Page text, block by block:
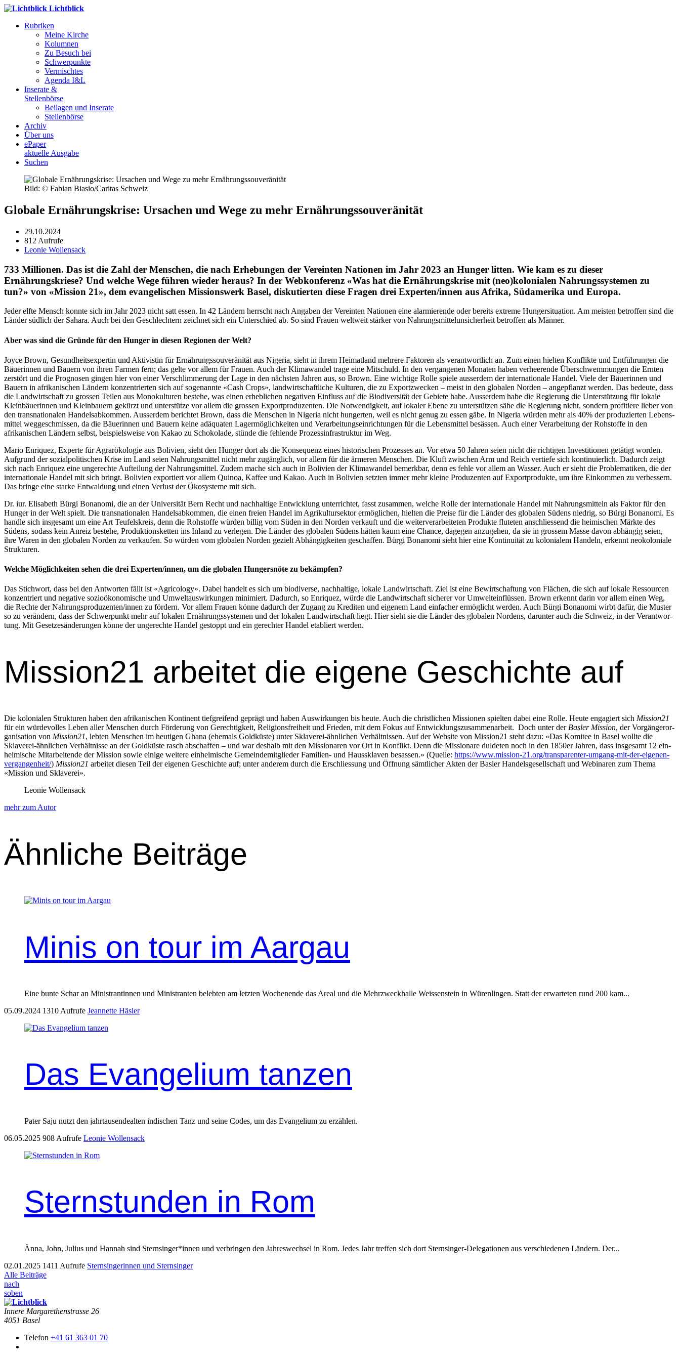
Lichtblick
Rubriken
Meine Kirche
Kolumnen
Zu Besuch bei
Schwerpunkte
Vermischtes
Agenda I&L
Inserate &
Stellenbörse
Beilagen und Inserate
Stellenbörse
Archiv
Über uns
ePaper
aktuelle Ausgabe
Suchen
Bild: © Fabian Biasio/Caritas Schweiz
Globale Ernährungskrise: Ursachen und Wege zu mehr Ernährungssouveränität
29.10.2024
812 Aufrufe
Leonie Wollensack
733 Millionen. Das ist die Zahl der Menschen, die nach Erhebungen der Vereinten Nationen im Jahr 2023 an Hunger litten. Wie kam es zu dieser
Ernährungskriese? Und welche Wege führen wieder heraus? In der Webkonferenz «Was hat die Ernährungskrise mit (neo)kolonialen Nahrungssystemen zu
tun?» von «Mission 21», dem evangelischen Missionswerk Basel, diskutierten diese Fragen drei Experten/innen aus Afrika, Südamerika und Europa.
Jed­er elfte Men­sch kon­nte sich im Jahr 2023 nicht satt essen. In 42 Län­dern herrscht nach Angaben der Vere­in­ten Natio­nen eine alarmierende oder bere­its extreme Hunger­si­t­u­a­tion. Am meis­ten betrof­fen sind die
Län­der südlich der Sahara. Auch bei den Geschlechtern zeich­net sich ein Unter­schied ab. So sind Frauen weltweit stärk­er von Nahrungsmit­telun­sicher­heit betrof­fen als Män­ner.
Aber was sind die Gründe für den Hunger in diesen Regionen der Welt?
Joyce Brown, Gesund­heit­sex­per­tin und Aktivistin für Ernährungssou­veränität aus Nige­ria, sieht in ihrem Heimat­land mehrere Fak­toren als ver­ant­wortlich an. Zum einen hiel­ten Kon­flik­te und Ent­führun­gen die
Bäuerin­nen und Bauern von ihren Far­men fern; das gelte vor allem für Frauen. Auch der Kli­mawan­del trage eine Mitschuld. In den ver­gan­genen Monat­en haben ver­heerende Über­schwem­mungen die Ern­ten
zer­stört und die Prog­nosen gin­gen hier von ein­er Ver­schlim­merung der Lage in den näch­sten Jahren aus, so Brown. Eine wichtige Rolle spiele ausser­dem der inter­na­tionale Han­del. Viele der Bäuerin­nen und
Bauern in afrikanis­chen Län­dern konzen­tri­erten sich auf soge­nan­nte «Cash Crops», land­wirtschaftliche Kul­turen, die zu Exportzweck­en – meist in den glob­alen Nor­den – angepflanzt wer­den. Das bedeute, dass
die Land­wirtschaft zu grossen Teilen aus Monokul­turen beste­he, was einen erhe­blichen neg­a­tiv­en Ein­fluss auf die Bio­di­ver­sität der Gebi­ete habe. Ausser­dem habe die Regierung die Unter­stützung für lokale
Klein­bäuerin­nen und Klein­bauern gekürzt und unter­stütze vor allem die grossen Export­pro­duzen­ten. Die Notwendigkeit, auf lokaler Ebene zu unter­stützen sähe die Regierung nicht, son­dern prof­i­tiere lieber von
den transna­tionalen Han­delsabkom­men. Ausser­dem berichtet Brown, dass die Men­schen in Nige­ria nicht hungerten, weil es nicht genug zu essen gäbe. In Nige­ria wür­den mehr als 40% der pro­duzierten Lebens­
mit­tel weggeschmis­sen, da die Bäuerin­nen und Bauern keine adäquat­en Lager­möglichkeit­en und Ver­ar­beitung­sein­rich­tun­gen für die Lebens­mit­tel besässen. Auch ein­er Ver­ar­beitung der Rohstoffe in den
afrikanis­chen Län­dern selb­st, beispiel­sweise von Kakao zu Schoko­lade, stünde die fehlende Prozess­in­fra­struk­tur im Weg.
Mario Enriquez, Experte für Agrarökolo­gie aus Bolivien, sieht den Hunger dort als die Kon­se­quenz eines his­torischen Prozess­es an. Vor etwa 50 Jahren seien nicht die richti­gen Investi­tio­nen getätigt wor­den.
Auf­grund der sozialpoli­tis­chen Krise im Land seien Nahrungsmit­tel nicht mehr zugänglich, vor allem für die ärmeren Men­schen. Die Kluft zwis­chen Arm und Reich ver­tiefe sich kon­tinuier­lich. Dadurch zeigt
sich nach Enriquez eine ungerechte Aufteilung der Nahrungsmit­tel. Zudem mache sich auch in Bolivien der Kli­mawan­del bemerk­bar, denn es fehle vor allem an Wass­er. Auch er sieht die Prob­lematiken, die der
inter­na­tionale Han­del mit sich bringt. Bolivien exportiert vor allem Quinoa, Kaf­fee und Kakao. Auch in Bolivien set­zten immer mehr kleine Pro­duzen­ten auf Export­pro­duk­te, um ihre Einkom­men zu verbessern.
Das bringe eine starke Ent­wal­dung und einen Ver­lust der Ökosys­teme mit sich.
Dr. iur. Elis­a­beth Bür­gi Bonano­mi, die an der Uni­ver­sität Bern Recht und nach­haltige Entwick­lung unter­richtet, fasst zusam­men, welche Rolle der inter­na­tionale Han­del mit Nahrungsmit­teln als Fak­tor für den
Hunger in der Welt spielt. Die transna­tionalen Han­delsabkom­men, die einen freien Han­del im Agrikul­tursek­tor ermöglichen, hiel­ten die Preise für die Län­der des glob­alen Südens niedrig, so Bür­gi Bonano­mi. Es
han­dle sich ins­ge­samt um eine Art Teufel­skreis, denn die Rohstoffe wür­den bil­lig vom Süden in den Nor­den verkauft und die weit­er­ver­ar­beit­eten Pro­duk­te fluteten anschliessend die heimis­chen Märk­te des
Südens, sodass kein Anreiz beste­he, Pro­duk­tions­ket­ten ins Inland zu ver­legen. Die Län­der des glob­alen Südens hät­ten kaum eine Chance, dage­gen anzuge­hen, da sie in grossem Masse davon abhängig seien,
ihre Waren in den glob­alen Nor­den zu verkaufen. So wür­den vom glob­alen Nor­den gezielt Abhängigkeit­en geschaf­fen. Bür­gi Bonano­mi sieht hier eine Kon­ti­nu­ität zu kolo­nialem Han­deln, erken­nt neokolo­niale
Struk­turen.
Welche Möglichkeiten sehen die drei Experten/innen, um die globalen Hungersnöte zu bekämpfen?
Das Stich­wort, dass bei den Antworten fällt ist «Agri­col­o­gy». Dabei han­delt es sich um bio­di­verse, nach­haltige, lokale Land­wirtschaft. Ziel ist eine Bewirtschaf­tung von Flächen, die sich auf lokale Ressourcen
konzen­tri­ert und neg­a­tive sozioökonomis­che und Umweltauswirkun­gen min­imiert. Dadurch, so Enriquez, würde die Land­wirtschaft sicher­er vor Umwel­te­in­flüssen. Brown erken­nt darin vor allem einen Weg,
die Rechte der Nahrungsproduzenten/innen zu fördern. Vor allem Frauen könne dadurch der Zugang zu Kred­iten und eigen­em Land ein­fach­er ermöglicht wer­den. Auch Bür­gi Bonano­mi wirbt dafür, die Muster
so zu verän­dern, dass der Schw­er­punkt mehr auf lokalen Ernährungssys­te­men und der lokalen Land­wirtschaft liegt. Hier sieht sie die Län­der des glob­alen Nor­dens, darunter auch die Schweiz, in der Ver­ant­wor­
tung. Mit Geset­zesän­derun­gen könne der ungerechte Han­del gestoppt und ein gerechter Han­del etabliert wer­den.
Mission21 arbeit­et die eigene Geschichte auf
Die kolo­nialen Struk­turen haben den afrikanis­chen Kon­ti­nent tief­greifend geprägt und haben Auswirkun­gen bis heute. Auch die christlichen Mis­sio­nen spiel­ten dabei eine Rolle. Heute engagiert sich Mission21
für ein würde­volles Leben aller Men­schen durch Förderung von Gerechtigkeit, Reli­gions­frei­heit und Frieden, mit dem Fokus auf Entwick­lungszusam­me­nar­beit. Doch unter der Basler Mis­sion, der Vorgängeror­
gan­i­sa­tion von Mission21, lebten Men­schen im heuti­gen Ghana (ehe­mals Gold­küste) unter Sklaverei-ähn­lichen Ver­hält­nis­sen. Auf der Web­site von Mission21 ste­ht dazu: «Das Komi­tee in Basel wollte die
Sklaverei-ähn­lichen Ver­hält­nisse an der Gold­küste rasch abschaf­fen – und war deshalb mit den Mis­sion­aren vor Ort in Kon­flikt. Denn die Mis­sion­are dulde­ten noch in den 1850er Jahren, dass ins­ge­samt 12 ein­
heimis­che Mitar­bei­t­ende der Mis­sion sowie einige weit­ere ein­heimis­che Gemein­demit­glieder Fam­i­lien- und Haussklaven besassen.» (Quelle: https://www.mission-21.org/transparenter-umgang-mit-der-eigenen-
vergangenheit/) Mission21 arbeit­et diesen Teil der eige­nen Geschichte auf; unter anderem durch die Erschlies­sung und Öff­nung sämtlich­er Akten der Basler Han­dels­ge­sellschaft und Webina­ren zum The­ma
«Mis­sion und Sklaverei».
Leonie Wollensack
mehr zum Autor
Ähnliche Beiträge
Minis on tour im Aargau
Eine bunte Schar an Ministrantinnen und Ministranten belebten am letzten Wochenende das Areal und die Mehrzweckhalle Weissenstein in Würenlingen. Statt der erwarteten rund 200 kam...
05.09.2024 1310 Aufrufe Jeannette Häsler
Das Evangelium tanzen
Pater Saju nutzt den jahrtausendealten indischen Tanz und seine Codes, um das Evangelium zu erzählen.
06.05.2025 908 Aufrufe Leonie Wollensack
Sternstunden in Rom
Änna, John, Julius und Hannah sind Sternsinger*innen und verbringen den Jahreswechsel in Rom. Jedes Jahr treffen sich dort Sternsinger-Delegationen aus verschiedenen Ländern. Der...
02.01.2025 1411 Aufrufe Sternsingerinnen und Sternsinger
Alle Beiträge
nach
soben
Innere Mar­garethen­strasse 26
4051 Basel
Telefon +41 61 363 01 70